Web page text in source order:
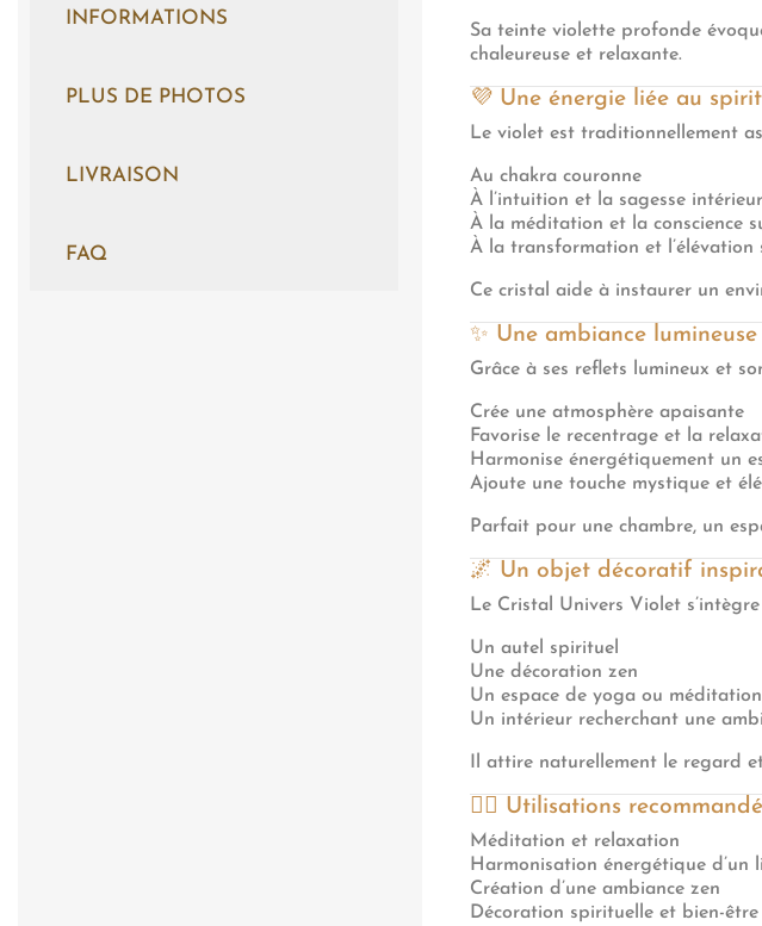
INFORMATIONS
PLUS DE PHOTOS
LIVRAISON
FAQ
Sa teinte violette profonde
chaleureuse et relaxante.
💜 Une énergie liée au
Le violet est traditionnellement
Au chakra couronne
À l’intuition et la sagesse
À la méditation et la conscience
À la transformation et l’élévation
Ce cristal aide à instaurer un
✨ Une ambiance
Grâce à ses reflets lumineux et
Crée une atmosphère apaisante
Favorise le recentrage et la
Harmonise énergétiquement un
Ajoute une touche mystique et
Parfait pour une chambre, un
🌌 Un objet décoratif
Le Cristal Univers Violet
Un autel spirituel
Une décoration zen
Un espace de yoga ou méditation
Un intérieur recherchant une
Il attire naturellement le regard
🧘‍♂️ Utilisations
Méditation et relaxation
Harmonisation énergétique d’un
Création d’une ambiance zen
Décoration spirituelle et bien-être